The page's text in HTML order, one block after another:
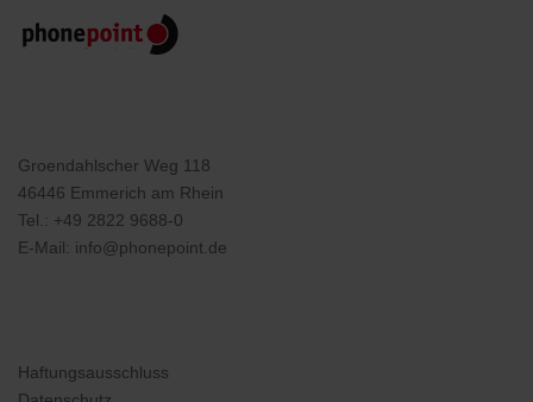
Groendahlscher Weg 118
46446 Emmerich am Rhein
Tel.: +49 2822 9688-0
E-Mail: info@phonepoint.de
Haftungsausschluss